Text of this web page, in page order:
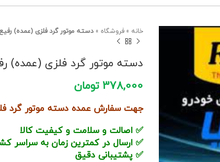
خانه »فروشگاه »دسته موتور گرد فلزی (عمده) رفیع
دسته موتور گرد فلزی (عمده)
378,000 تومان
جهت سفارش عمده دسته موتور گرد
✅ اصالت و سلامت و کیفیت کالا
✅ ارسال در کمترین زمان به سراسر
✅ پشتیبانی دقیق